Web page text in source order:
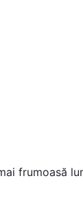
frumoasă